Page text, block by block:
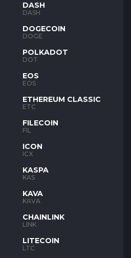
DASH
DASH
DOGECOIN
DOGE
POLKADOT
DOT
EOS
EOS
ETHEREUM CLASSIC
ETC
FILECOIN
FIL
ICON
ICX
KASPA
KAS
KAVA
KAVA
CHAINLINK
LINK
LITECOIN
LTC